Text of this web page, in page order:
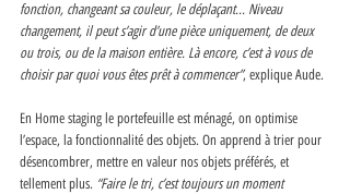
fonction, changeant sa couleur, le déplaçant... Niveau
changement, il peut s’agir d’une pièce uniquement, de deux
ou trois, ou de la maison entière. Là encore, c’est à vous de
choisir par quoi vous êtes prêt à commencer”, explique Aude.
En Home staging le portefeuille est ménagé, on optimise
l’espace, la fonctionnalité des objets. On apprend à trier pour
désencombrer, mettre en valeur nos objets préférés, et
tellement plus. “Faire le tri, c’est toujours un moment